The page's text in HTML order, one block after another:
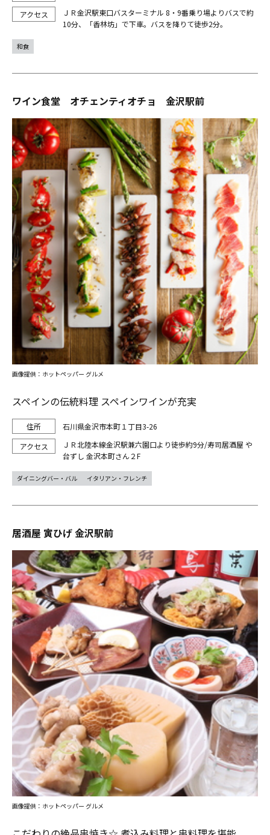
ＪＲ金沢駅東口バスターミナル 8・9番乗り場よりバスで約
10分、「香林坊」で下車。バスを降りて徒歩2分。
和食
ワイン食堂 オチェンティオチョ 金沢駅前
スペインの伝統料理 スペインワインが充実
石川県金沢市本町１丁目3-26
ＪＲ北陸本線金沢駅兼六園口より徒歩約9分/寿司居酒屋 や
台ずし 金沢本町さん２F
画像提供：ホットペッパー グルメ
ダイニングバー・バル イタリアン・フレンチ
居酒屋 寅ひげ 金沢駅前
画像提供：ホットペッパー グルメ